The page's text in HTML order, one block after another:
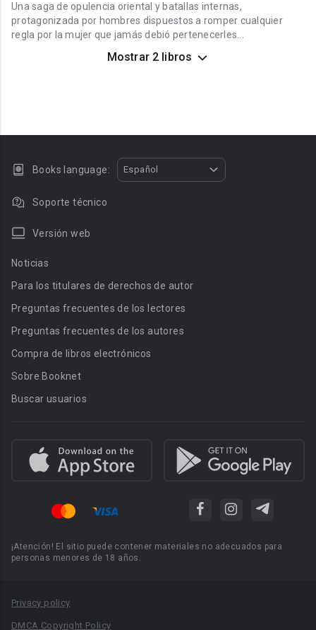
Una saga de opulencia oriental y batallas internas,
protagonizada por hombres dispuestos a romper cualquier
regla por la mujer que jamás debió pertenecerles...
Mostrar 2 libros
Books language: Español
Soporte técnico
Versión web
Noticias
Para los titulares de derechos de autor
Preguntas frecuentes de los lectores
Preguntas frecuentes de los autores
Compra de libros electrónicos
Sobre Booknet
Buscar usuarios
¡Atención! El sitio puede contener materiales no adecuados para
personas menores de 18 años.
Privacy policy
DMCA Copyright Policy